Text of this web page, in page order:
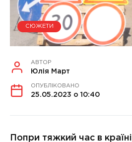
СЮЖЕТИ
АВТОР
Юлія Март
ОПУБЛІКОВАНО
25.05.2023 о 10:40
Попри тяжкий час в